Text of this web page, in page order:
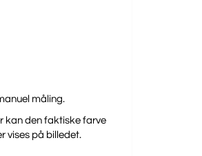
måling.
kan den faktiske farve
vises på billedet.